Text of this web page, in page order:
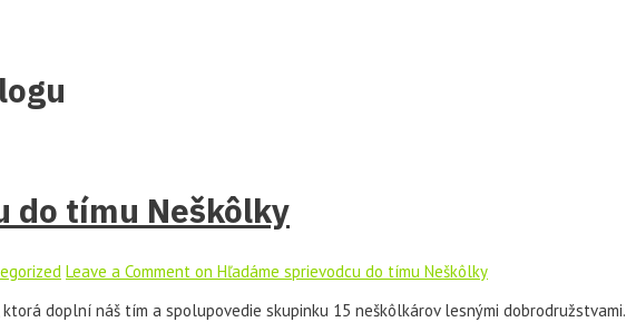
do tímu Neškôlky
Leave a Comment on Hľadáme sprievodcu do tímu Neškôlky
doplní náš tím a spolupovedie skupinku 15 neškôlkárov lesnými dobrodružstvami.